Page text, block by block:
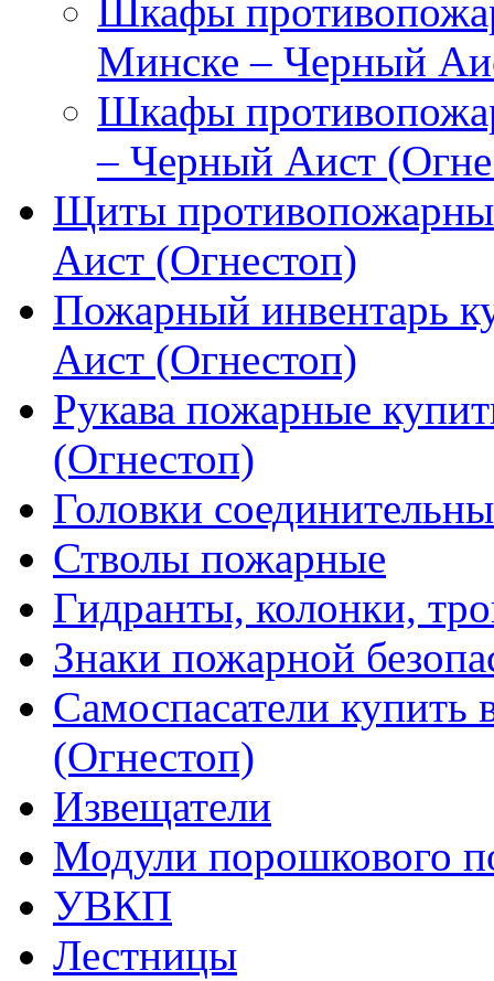
Шкафы
Минске – Черный
Шкафы
– Черный Аист
Щиты
Аист (Огнестоп)
Пожарный инвентарь
Аист (Огнестоп)
Рукава пожарные
(Огнестоп)
Головки
Стволы пожарные
Гидранты, колонки,
Знаки пожарной
Самоспасатели
(Огнестоп)
Извещатели
Модули порошкового
УВКП
Лестницы